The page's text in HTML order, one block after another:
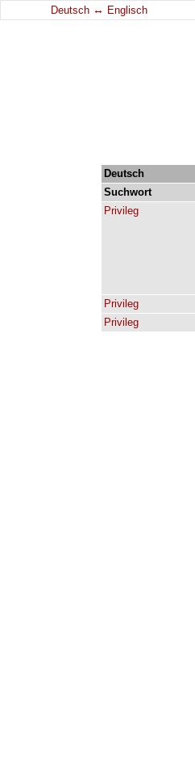
Deutsch ↔ Englisch
Deutsch
Suchwort
Privileg
Privileg
Privileg